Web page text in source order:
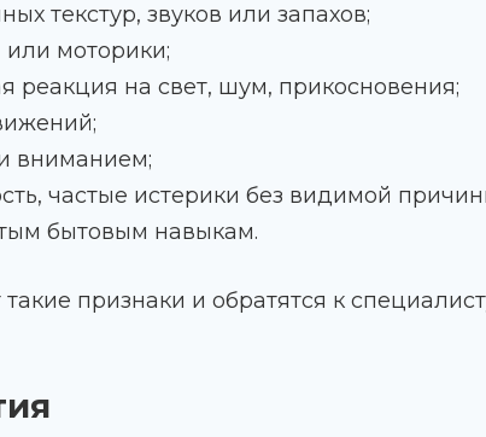
текстур, звуков или запахов;
моторики;
на свет, шум, прикосновения;
вниманием;
частые истерики без видимой
бытовым навыкам.
признаки и обратятся к